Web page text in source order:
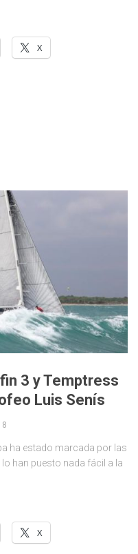
X
3 y Temptress
Luis Senís
ha estado marcada por las
han puesto nada fácil a la
X